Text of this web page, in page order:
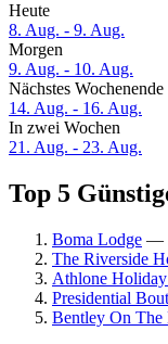
Heute
8. Aug. - 9. Aug.
Morgen
9. Aug. - 10. Aug.
Nächstes Wochenende
14. Aug. - 16. Aug.
In zwei Wochen
21. Aug. - 23. Aug.
Top 5
Boma Lodge —
The Riverside
Athlone
Presidential
Bentley On The